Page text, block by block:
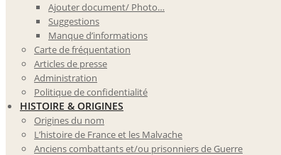
Ajouter document/ Photo…
Suggestions
Manque d’informations
Carte de fréquentation
Articles de presse
Administration
Politique de confidentialité
HISTOIRE & ORIGINES
Origines du nom
L’histoire de France et les Malvache
Anciens combattants et/ou prisonniers de Guerre